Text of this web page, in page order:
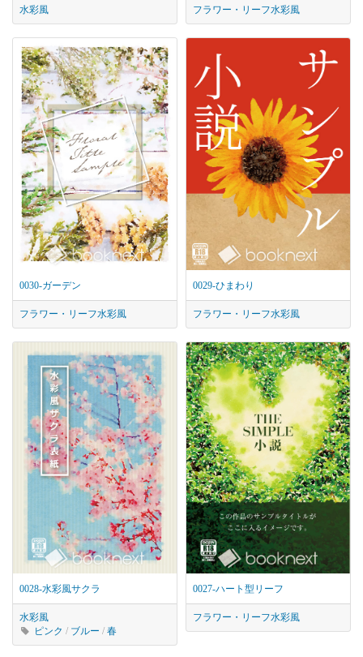
水彩風 フラワー・リーフ水彩風
0030-ガーデン
フラワー・リーフ水彩風
0029-ひまわり
フラワー・リーフ水彩風
0028-水彩風サクラ
水彩風
ピンク / ブルー / 春
0027-ハート型リーフ
フラワー・リーフ水彩風